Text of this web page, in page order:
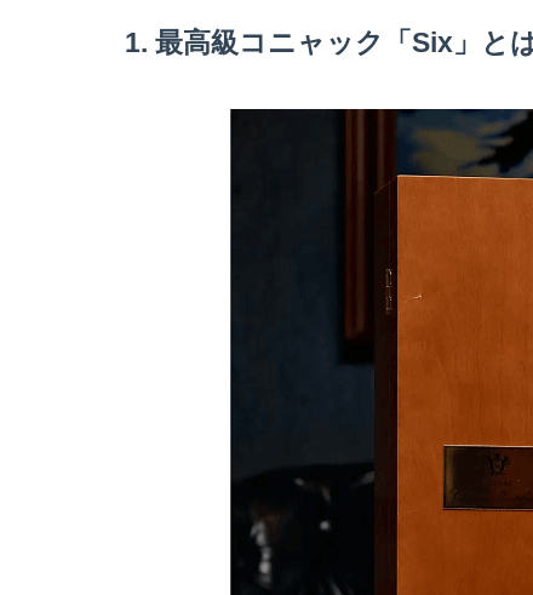
1. 最高級コニャック「Six」と